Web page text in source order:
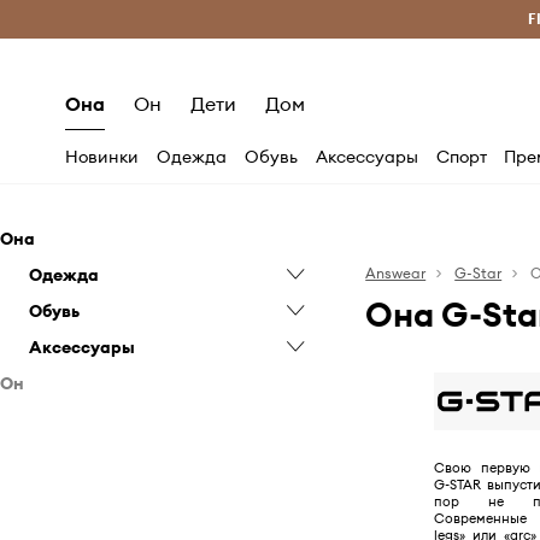
Бесплатная доставка из ЕС (от 2800 грн)
Она Он Дети Дом
Новинки Одежда Обувь Аксессуары Спорт
Она
Одежда
Блузки и рубашки
Джинсы
Обувь
Кросcовки лайфстайл
Аксессуары
Он
Answear G-Star
Она G-
Свою первую
G-STAR
пор не
Современные
legs» или